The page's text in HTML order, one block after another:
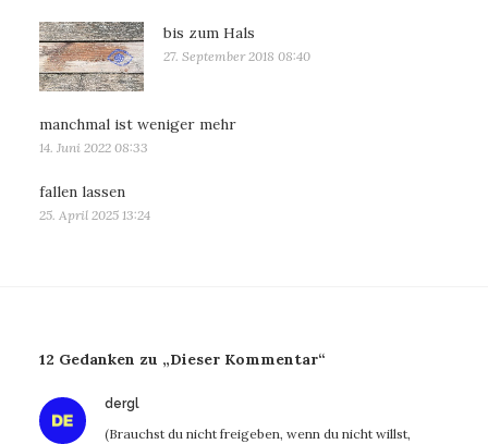
bis zum Hals
27. September 2018 08:40
manchmal ist weniger mehr
14. Juni 2022 08:33
fallen lassen
25. April 2025 13:24
12 Gedanken zu „Dieser Kommentar“
dergl
(Brauchst du nicht freigeben, wenn du nicht willst,